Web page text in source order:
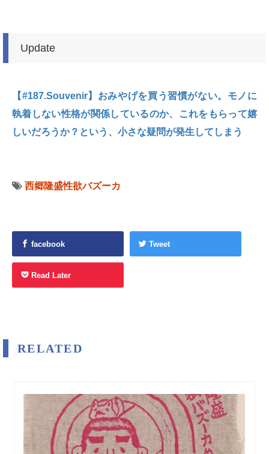
Update
【#187.Souvenir】おみやげを買う習慣がない。モノに
執着しない性格が関係しているのか、これをもらって嬉
しいだろうか？という、小さな疑問が発生してしまう
西郷隆盛性欲バズーカ
facebook Tweet
Read Later
RELATED